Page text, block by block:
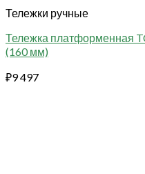
Тележки ручные
Тележка платформенная
(160 мм)
₽9 497